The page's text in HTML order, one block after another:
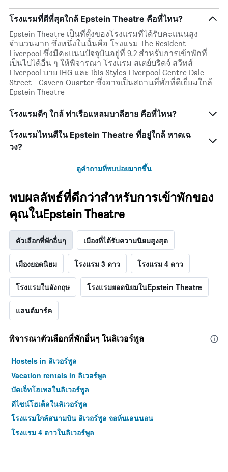
โรงแรมที่ดีที่สุดใกล้ Epstein Theatre คือที่ไหน?
Epstein Theatre เป็นที่ตั้งของโรงแรมที่ได้รับคะแนนสูง
จำนวนมาก ซึ่งหนึ่งในนั้นคือ โรงแรม The Resident
Liverpool ซึ่งมีคะแนนปัจจุบันอยู่ที่ 9.2 สำหรับการเข้าพักที่
เป็นไปได้อื่น ๆ ให้พิจารณา โรงแรม สเตย์บริดจ์ สวีทส์
Liverpool บาย IHG และ ibis Styles Liverpool Centre Dale
Street - Cavern Quarter ซึ่งอาจเป็นสถานที่พักที่ดีเยี่ยมใกล้
Epstein Theatre
โรงแรมดีๆ ใกล้ ท่าเรือแหลมบาลีฮาย คือที่ไหน?
โรงแรมไหนดีใน Epstein Theatre ที่อยู่ใกล้ หาดเฉ
วง?
ดูคำถามที่พบบ่อยมากขึ้น
พบผลลัพธ์ที่ดีกว่าสำหรับการเข้าพักของ
คุณในEpstein Theatre
ตัวเลือกที่พักอื่นๆ เมืองที่ได้รับความนิยมสูงสุด
เมืองยอดนิยม โรงแรม 3 ดาว โรงแรม 4 ดาว
โรงแรมในอังกฤษ โรงแรมยอดนิยมในEpstein Theatre
แลนด์มาร์ค
พิจารณาตัวเลือกที่พักอื่นๆ ในลิเวอร์พูล
Hostels in ลิเวอร์พูล
Vacation rentals in ลิเวอร์พูล
บัดเจ็ทโฮเทลในลิเวอร์พูล
ดีไซน์โฮเต็ลในลิเวอร์พูล
โรงแรมใกล้สนามบิน ลิเวอร์พูล จอห์นเลนนอน
โรงแรม 4 ดาวในลิเวอร์พูล